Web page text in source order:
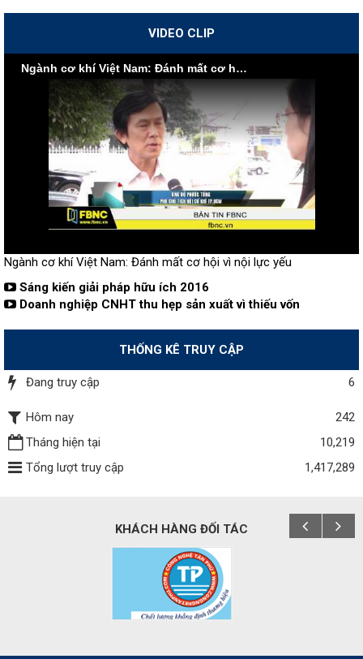
VIDEO CLIP
Ngành cơ khí Việt Nam: Đánh mất cơ hội vì nội lực yếu
Ngành cơ khí Việt Nam: Đánh mất cơ hội vì nội lực yếu
Sáng kiến giải pháp hữu ích 2016
Doanh nghiệp CNHT thu hẹp sản xuất vì thiếu vốn
THỐNG KÊ TRUY CẬP
Đang truy cập 6
Hôm nay
242
Tháng hiện tại
10,219
Tổng lượt truy cập
1,417,289
KHÁCH HÀNG ĐỐI TÁC